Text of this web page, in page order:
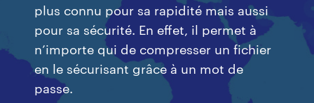
plus connu pour sa rapidité mais aussi
pour sa sécurité. En effet, il permet à
n’importe qui de compresser un fichier
en le sécurisant grâce à un mot de
passe.